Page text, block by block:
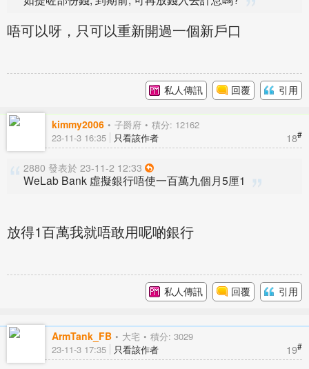
唔可以呀，只可以重新開過一個新戶口
私人傳訊 回覆 引用
kimmy2006 子爵府 積分: 12162
18#
23-11-3 16:35 只看該作者
2880 發表於 23-11-2 12:33
WeLab Bank 虛擬銀行唔使一百萬九個月5厘1
放得1百萬我就唔敢用呢啲銀行
私人傳訊 回覆 引用
ArmTank_FB 大宅 積分: 3029
19#
23-11-3 17:35 只看該作者